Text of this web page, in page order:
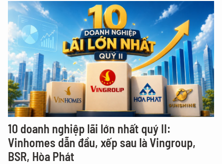
10 doanh nghiệp lãi lớn nhất quý II:
Vinhomes dẫn đầu, xếp sau là Vingroup,
BSR, Hòa Phát